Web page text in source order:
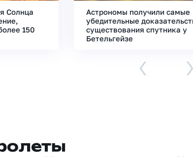
Солнца
150
Астрономы получили самые
убедительные
существования спутника у
Бетельгейзе
‹ ›